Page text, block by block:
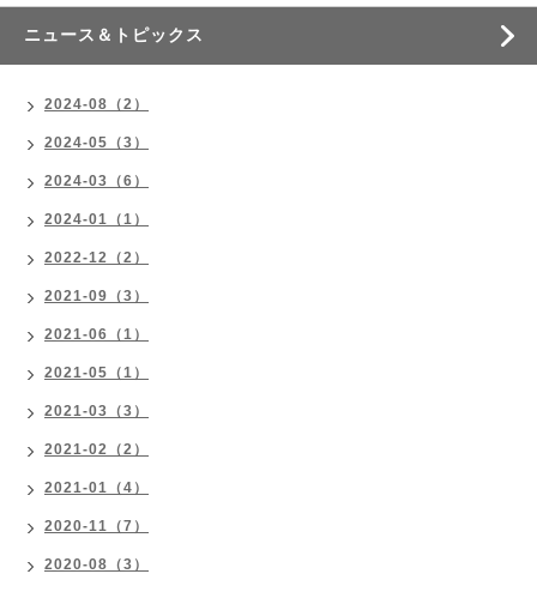
ニュース＆トピックス
2024-08（2）
2024-05（3）
2024-03（6）
2024-01（1）
2022-12（2）
2021-09（3）
2021-06（1）
2021-05（1）
2021-03（3）
2021-02（2）
2021-01（4）
2020-11（7）
2020-08（3）